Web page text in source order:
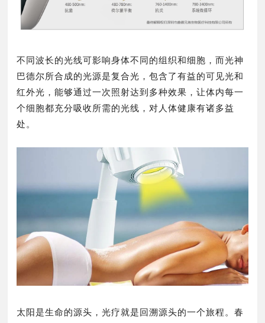
不同波长的光线可影响身体不同的组织和细胞，而光神
巴德尔所合成的光源是复合光，包含了有益的可见光和
红外光，能够通过一次照射达到多种效果，让体内每一
个细胞都充分吸收所需的光线，对人体健康有诸多益
处。
太阳是生命的源头，光疗就是回溯源头的一个旅程。春